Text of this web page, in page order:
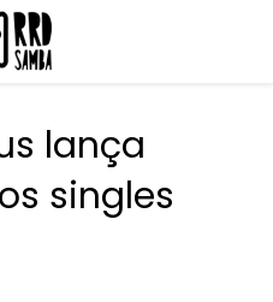
lança
singles